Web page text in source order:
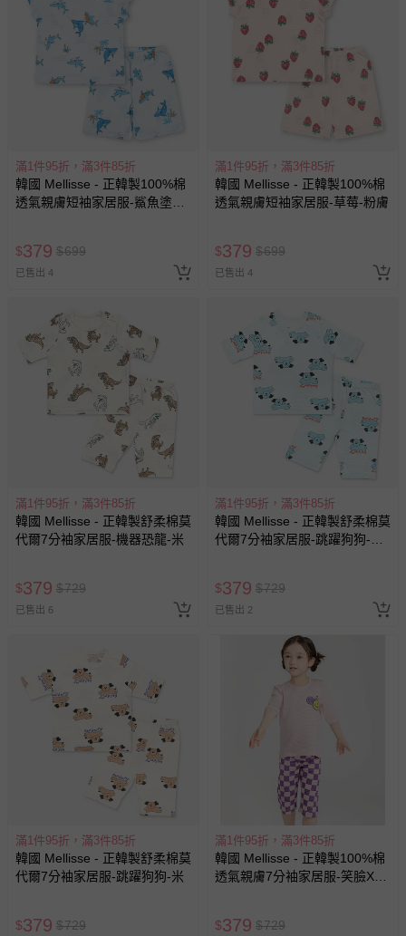
滿1件95折，滿3件85折
韓國 Mellisse - 正韓製100%棉
透氣親膚短袖家居服-鯊魚塗鴉-
$379 $699
已售出 4
滿1件95折，滿3件85折
韓國 Mellisse - 正韓製100%棉
透氣親膚短袖家居服-草莓-粉膚
$379 $699
已售出 4
滿1件95折，滿3件85折
韓國 Mellisse - 正韓製舒柔棉莫
代爾7分袖家居服-機器恐龍-米
$379 $729
已售出 6
滿1件95折，滿3件85折
韓國 Mellisse - 正韓製舒柔棉莫
代爾7分袖家居服-跳躍狗狗-薄
$379 $729
已售出 2
滿1件95折，滿3件85折
韓國 Mellisse - 正韓製舒柔棉莫
代爾7分袖家居服-跳躍狗狗-米
$379 $729
滿1件95折，滿3件85折
韓國 Mellisse - 正韓製100%棉
透氣親膚7分袖家居服-笑臉X格
$379 $729